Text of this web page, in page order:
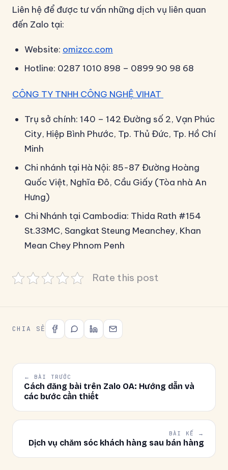
Liên hệ để được tư vấn những dịch vụ liên quan
đến Zalo tại:
Website: omizcc.com
Hotline: 0287 1010 898 – 0899 90 98 68
CÔNG TY TNHH CÔNG NGHỆ VIHAT
Trụ sở chính: 140 – 142 Đường số 2, Vạn Phúc
City, Hiệp Bình Phước, Tp. Thủ Đức, Tp. Hồ Chí
Minh
Chi nhánh tại Hà Nội: 85-87 Đường Hoàng
Quốc Việt, Nghĩa Đô, Cầu Giấy (Tòa nhà An
Hưng)
Chi Nhánh tại Cambodia: Thida Rath #154
St.33MC, Sangkat Steung Meanchey, Khan
Mean Chey Phnom Penh
Rate this post
CHIA SẺ
← BÀI TRƯỚC
Cách đăng bài trên Zalo OA: Hướng dẫn và
các bước cần thiết
BÀI KẾ →
Dịch vụ chăm sóc khách hàng sau bán hàng